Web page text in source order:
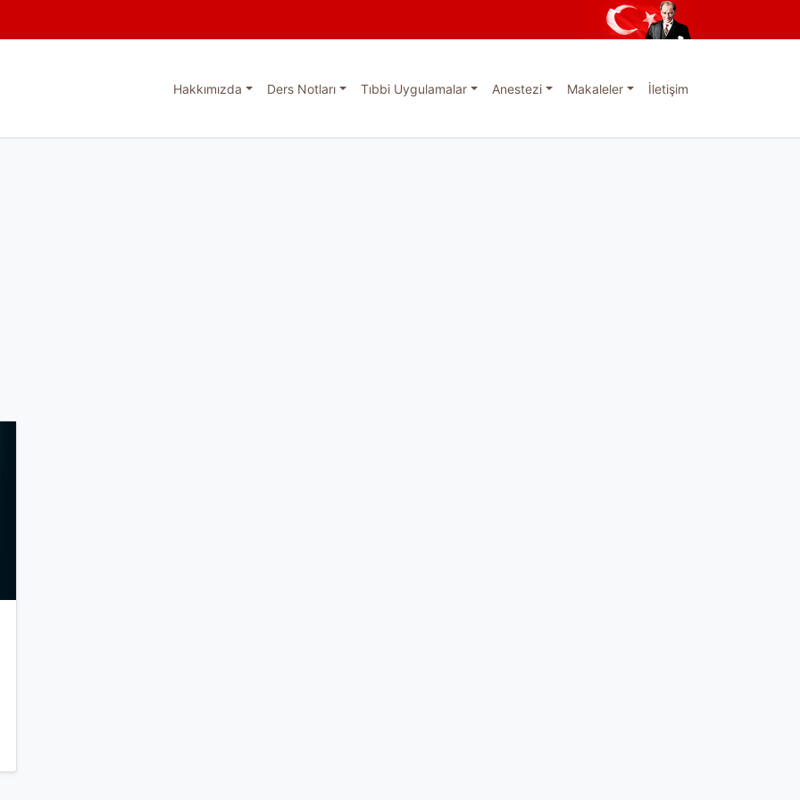
Hakkımızda Ders Notları Tıbbi Uygulamalar Anestezi Makaleler İletişim